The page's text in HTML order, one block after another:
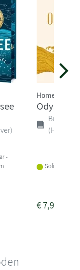
-
Homer
Odyssee
Buch
Sofort
€7,95